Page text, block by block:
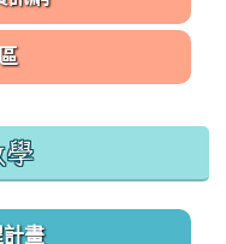
學
畫